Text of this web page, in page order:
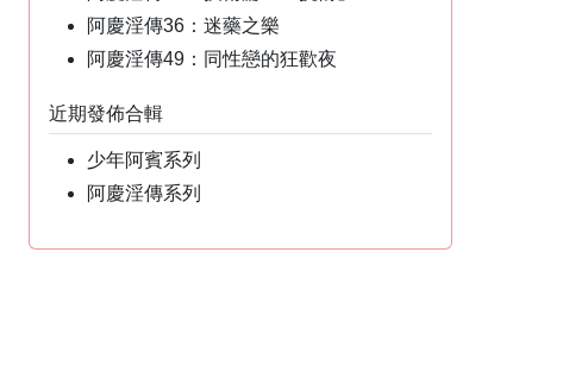
阿慶淫傳36：迷藥之樂
阿慶淫傳49：同性戀的狂歡夜
近期發佈合輯
少年阿賓系列
阿慶淫傳系列